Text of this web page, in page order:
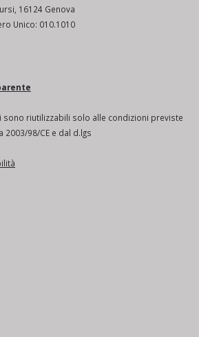
16124 Genova
Unico: 010.1010
riutilizzabili solo alle condizioni previste
98/CE e dal d.lgs